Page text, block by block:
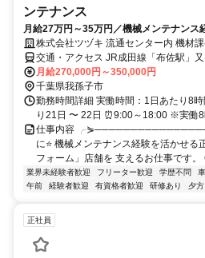
ンテナンス
月給27万円～35万円／機械メンテナンス
株式会社ツヅキ 流通センター内 機材
交通・アクセス JR成田線「布佐駅」
月給270,000円～350,000円
千葉県我孫子市
勤務時間詳細 実働時間：1日あたり8
り21日 〜 22日 ⏰9:00～18:00 ※実働
仕事内容
に⭐ 機械メンテナンス経験を活かせる
フォーム」店舗を 支えるお仕事です。
業界未経験者歓迎 フリーター歓迎 学歴不問
午前
経験者歓迎 有資格者歓迎 研修あり 夕方
正社員